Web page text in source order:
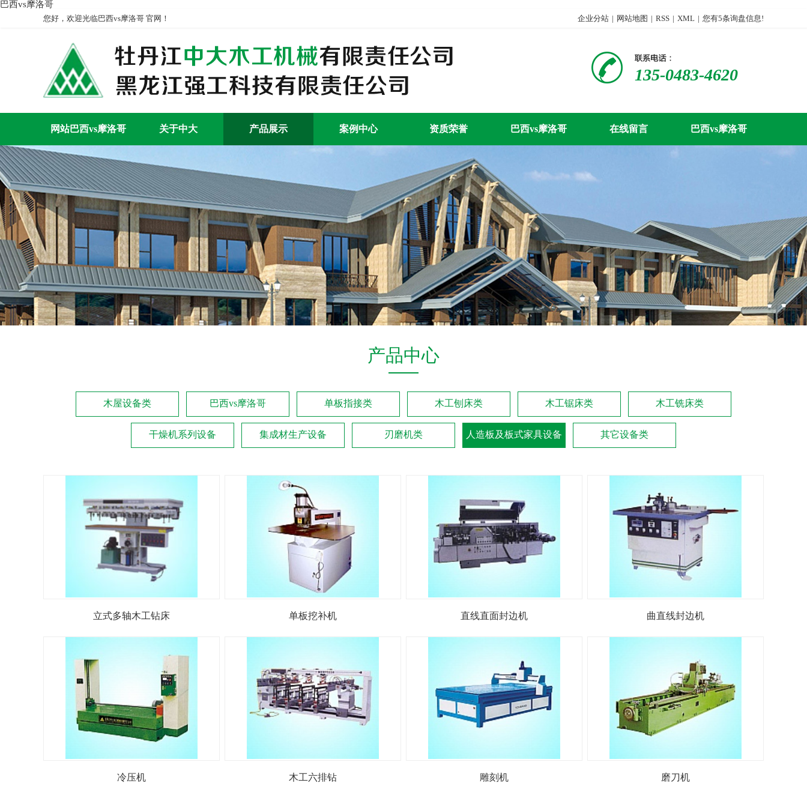
巴西vs摩洛哥
您好，欢迎光临巴西vs摩洛哥 官网！ 企业分站 | 网站地图 | RSS | XML | 您有5条询盘信息!
135-0483-4620
网站巴西vs摩洛哥 关于中大 产品展示 案例中心 资质荣誉 巴西vs摩洛哥 在线留言 巴西vs摩洛哥
产品中心
木屋设备类 巴西vs摩洛哥 单板指接类 木工刨床类 木工锯床类 木工铣床类
干燥机系列设备 集成材生产设备 刃磨机类 人造板及板式家具设备 其它设备类
立式多轴木工钻床 单板挖补机 直线直面封边机 曲直线封边机
冷压机 木工六排钻 雕刻机 磨刀机